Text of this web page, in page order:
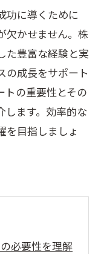
功に導くために
欠かせません。株
た豊富な経験と実
の成長をサポート
トの重要性とその
します。効率的な
を目指しましょ
必要性を理解